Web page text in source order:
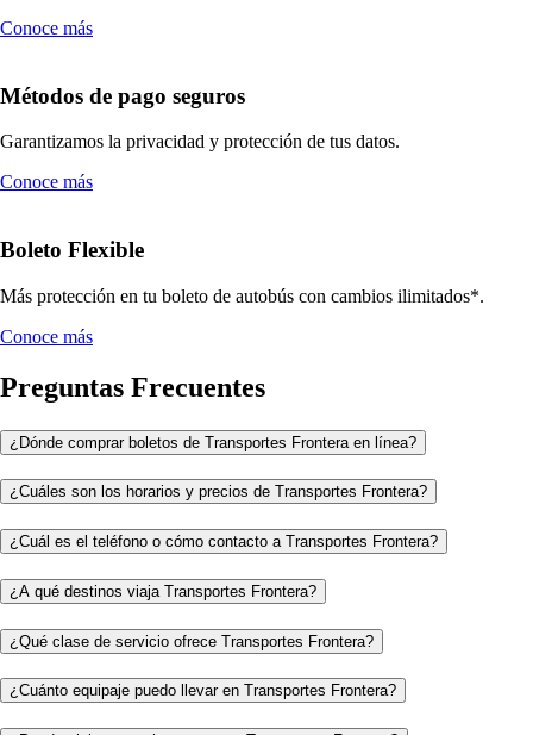
Conoce más
Métodos de pago seguros
Garantizamos la privacidad y protección de tus datos.
Conoce más
Boleto Flexible
Más protección en tu boleto de autobús con cambios ilimitados*.
Conoce más
Preguntas Frecuentes
¿Dónde comprar boletos de Transportes Frontera en línea?
¿Cuáles son los horarios y precios de Transportes Frontera?
¿Cuál es el teléfono o cómo contacto a Transportes Frontera?
¿A qué destinos viaja Transportes Frontera?
¿Qué clase de servicio ofrece Transportes Frontera?
¿Cuánto equipaje puedo llevar en Transportes Frontera?